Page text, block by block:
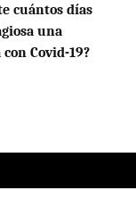
cuántos días
una
Covid-19?